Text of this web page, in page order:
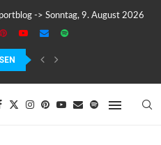
-> Sonntag, 9. August 2026
KILOMETER PURE VERRÜCKTHEIT,